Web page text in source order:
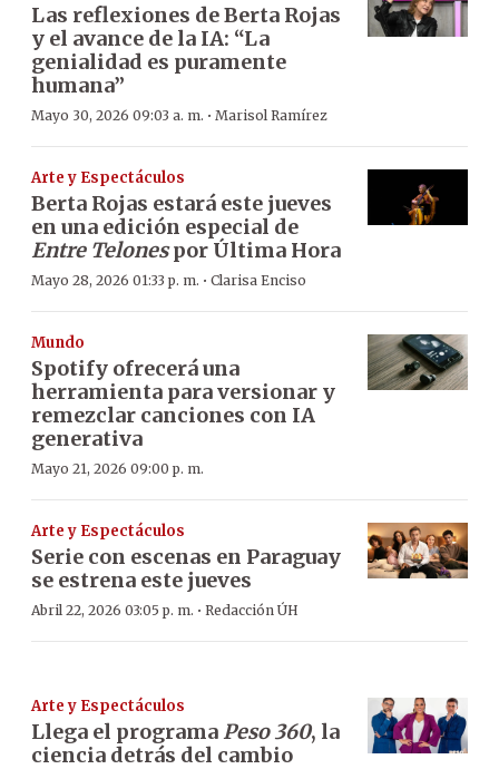
Las reflexiones de Berta Rojas
y el avance de la IA: “La
genialidad es puramente
humana”
Mayo 30, 2026 09:03 a. m. · Marisol Ramírez
Arte y Espectáculos
Berta Rojas estará este jueves
en una edición especial de
Entre Telonespor Última Hora
Mayo 28, 2026 01:33 p. m. · Clarisa Enciso
Mundo
Spotify ofrecerá una
herramienta para versionar y
remezclar canciones con IA
generativa
Mayo 21, 2026 09:00 p. m.
Arte y Espectáculos
Serie con escenas en Paraguay
se estrena este jueves
Abril 22, 2026 03:05 p. m. · Redacción ÚH
Arte y Espectáculos
Llega el programaPeso 360, la
ciencia detrás del cambio